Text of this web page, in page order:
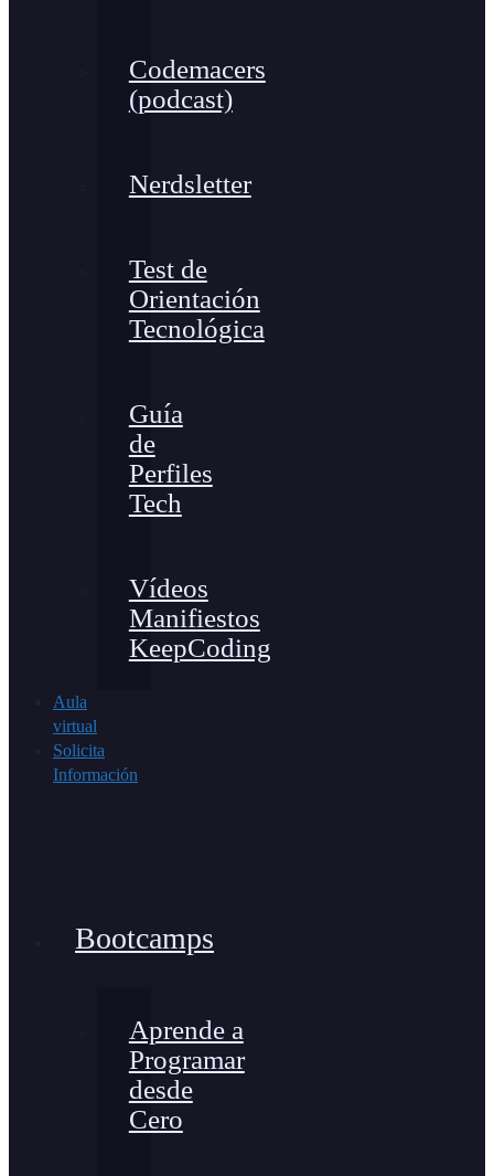
Codemacers
(podcast)
Nerdsletter
Test de
Orientación
Tecnológica
Guía
de
Perfiles
Tech
Vídeos
Manifiestos
KeepCoding
Aula
virtual
Solicita
Información
Bootcamps
Aprende a
Programar
desde
Cero